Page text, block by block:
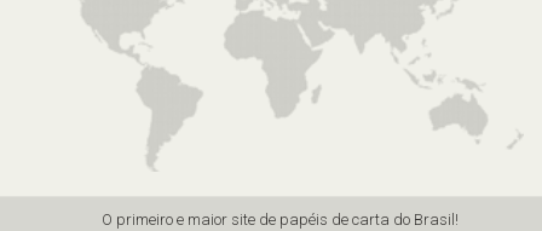
O primeiro e maior site de papéis de carta do Brasil!